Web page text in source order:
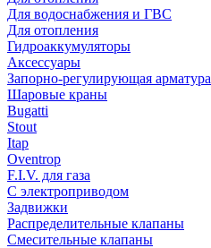
Для водоснабжения и ГВС
Для отопления
Гидроаккумуляторы
Аксессуары
Запорно-регулирующая арматура
Шаровые краны
Bugatti
Stout
Itap
Oventrop
F.I.V. для газа
С электроприводом
Задвижки
Распределительные клапаны
Cмесительные клапаны